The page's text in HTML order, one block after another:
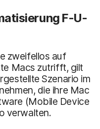
F-U-
zweifellos auf
Macs zutrifft, gilt
Szenario im
die ihre Mac
(Mobile Device
verwalten.